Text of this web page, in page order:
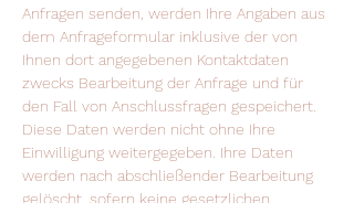
Anfragen senden, werden Ihre Angaben aus
dem Anfrageformular inklusive der von
Ihnen dort angegebenen Kontaktdaten
zwecks Bearbeitung der Anfrage und für
den Fall von Anschlussfragen gespeichert.
Diese Daten werden nicht ohne Ihre
Einwilligung weitergegeben. Ihre Daten
werden nach abschließender Bearbeitung
gelöscht, sofern keine gesetzlichen